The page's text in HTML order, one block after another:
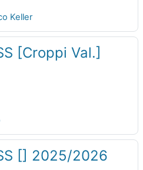
Keller
[Croppi Val.]
[] 2025/2026